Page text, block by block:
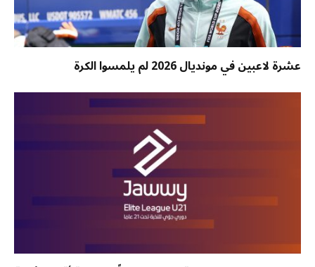
عشرة لاعبين في مونديال 2026 لم يلمسوا الكرة